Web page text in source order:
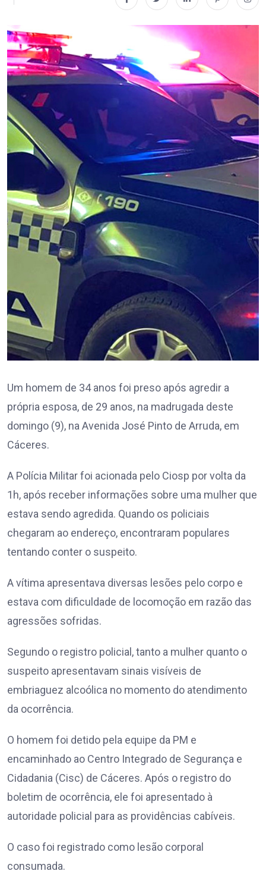
Um homem de 34 anos foi preso após agredir a
própria esposa, de 29 anos, na madrugada deste
domingo (9), na Avenida José Pinto de Arruda, em
Cáceres.
A Polícia Militar foi acionada pelo Ciosp por volta da
1h, após receber informações sobre uma mulher que
estava sendo agredida. Quando os policiais
chegaram ao endereço, encontraram populares
tentando conter o suspeito.
A vítima apresentava diversas lesões pelo corpo e
estava com dificuldade de locomoção em razão das
agressões sofridas.
Segundo o registro policial, tanto a mulher quanto o
suspeito apresentavam sinais visíveis de
embriaguez alcoólica no momento do atendimento
da ocorrência.
O homem foi detido pela equipe da PM e
encaminhado ao Centro Integrado de Segurança e
Cidadania (Cisc) de Cáceres. Após o registro do
boletim de ocorrência, ele foi apresentado à
autoridade policial para as providências cabíveis.
O caso foi registrado como lesão corporal
consumada.